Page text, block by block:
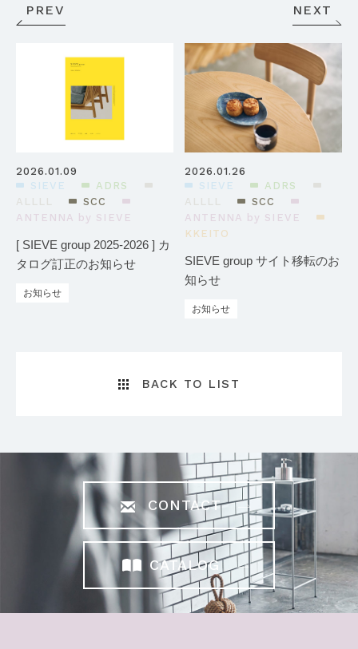
PREV
2026.01.09
SIEVE
ADRS
ALLLL
SCC
ANTENNA by SIEVE
[ SIEVE group 2025-2026 ] カ
タログ訂正のお知らせ
お知らせ
NEXT
2026.01.26
SIEVE
ADRS
ALLLL
SCC
ANTENNA by SIEVE
KKEITO
SIEVE group サイト移転のお
知らせ
お知らせ
BACK TO LIST
CONTACT
CATALOG